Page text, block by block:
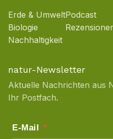
Erde & Umwelt
Biologie
Nachhaltigkeit
Podcast
natur-Newsletter
Aktuelle Nachrichten aus
Ihr Postfach.